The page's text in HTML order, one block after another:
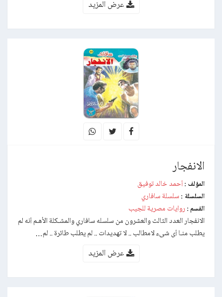
عرض المزيد
الانفجار
المؤلف : أحمد خالد توفيق
السلسلة : سلسلة سافاري
القسم : روايات مصرية للجيب
الانفجار العدد الثالث والعشرون من سلسله سافاري والمشـكلة الأهـم أنه لم
يطلب منـا أى شىء لامطالب .. لا تهديدات .. لم يطلب طائرة .. لم…
عرض المزيد